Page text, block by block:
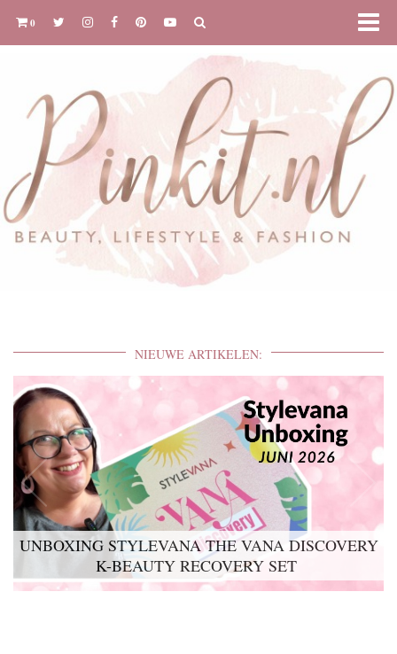
0
NIEUWE ARTIKELEN:
UNBOXING STYLEVANA THE VANA DISCOVERY
K-BEAUTY RECOVERY SET